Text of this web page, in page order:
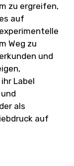
m zu ergreifen,
es auf
experimentelle
m Weg zu
erkunden und
Label
als
auf